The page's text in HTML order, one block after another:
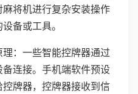
将机进行复杂安装操作
备或工具。
：一些智能控牌器通过
连接。手机端软件预设
牌器，控牌器接收到信